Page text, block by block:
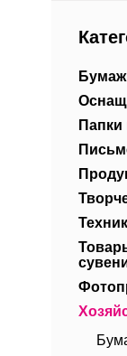
Папки